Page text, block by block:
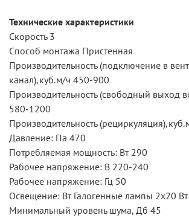
Технические характеристики
Скорость 3
Способ монтажа Пристенная
Производительность (подключение в
канал),куб.м/ч 450-900
Производительность (свободный выход
580-1200
Производительность
Давление: Па 470
Потребляемая мощность: Вт 290
Рабочее напряжение: В 220-240
Рабочее напряжение: Гц 50
Освещение: Вт Галогенные лампы 2x20 Вт
Минимальный уровень шума, Дб 45